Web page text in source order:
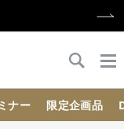
ナー 限定企画品